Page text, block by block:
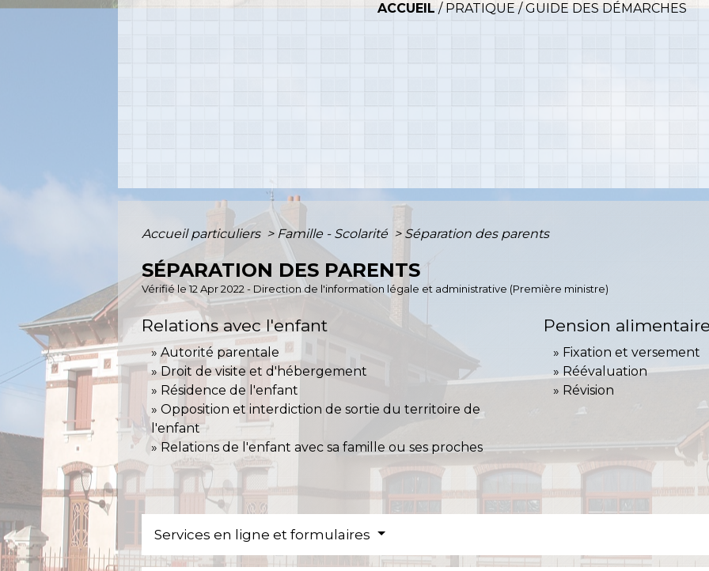
ACCUEIL/ PRATIQUE/GUIDE DES DÉMARCHES
Accueil particuliers > Famille - Scolarité > Séparation des parents
SÉPARATION DES PARENTS
Vérifié le 12 Apr 2022 - Direction de l'information légale et administrative (Première ministre)
Relations avec l'enfant
Autorité parentale
Droit de visite et d'hébergement
Résidence de l'enfant
Opposition et interdiction de sortie du territoire de
l'enfant
Relations de l'enfant avec sa famille ou ses proches
Pension
Fixation et versement
Réévaluation
Révision
Services en ligne et formulaires